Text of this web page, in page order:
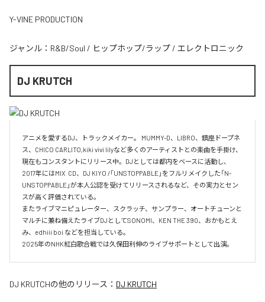
Y-VINE PRODUCTION
ジャンル： R&B/Soul / ヒップホップ/ラップ / エレクトロニック
DJ KRUTCH
アニメを愛するDJ、トラックメイカー。 MUMMY-D、LIBRO、鎮座ドープネ
ス、CHICO CARLITO,kiki vivi lilyなど多くのアーティストとの楽曲を手掛け、
現在もコンスタントにリリース中。DJとしては都内をベースに活動し、
2017年にはMIX  CD、DJ KIYO /「UNSTOPPABLE」をフルリメイクした「N-
UNSTOPPABLE」が本人公認を受けてリリースされるなど、その実力とセン
スが高く評価されている。
またライブマニピュレーター、スクラッチ、サンプラー、オートチューンと
マルチに兼ね備えたライブDJとしてSONOMI、KEN THE 390、おかもとえ
み、edhiii boi などを担当している。
DJ KRUTCHの他のリリース： DJ KRUTCH